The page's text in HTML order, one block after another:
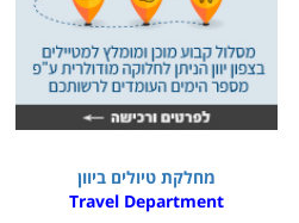
מחלקת טיולים ביוון
Travel Department